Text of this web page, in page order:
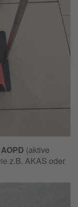
(aktive
z.B. AKAS oder